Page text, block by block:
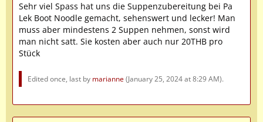
Sehr viel Spass hat uns die Suppenzubereitung bei Pa
Lek Boot Noodle gemacht, sehenswert und lecker! Man
muss aber mindestens 2 Suppen nehmen, sonst wird
man nicht satt. Sie kosten aber auch nur 20THB pro
Stück
Edited once, last by marianne(January 25, 2024 at 8:29 AM).